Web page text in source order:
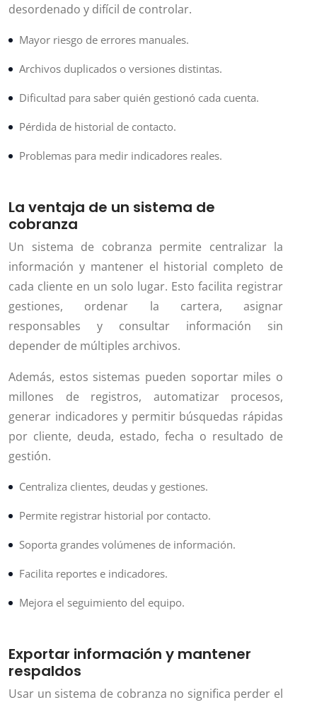
desordenado y difícil de controlar.
Mayor riesgo de errores manuales.
Archivos duplicados o versiones distintas.
Dificultad para saber quién gestionó cada cuenta.
Pérdida de historial de contacto.
Problemas para medir indicadores reales.
La ventaja de un sistema de
cobranza
Un sistema de cobranza permite centralizar la
información y mantener el historial completo de
cada cliente en un solo lugar. Esto facilita registrar
gestiones, ordenar la cartera, asignar
responsables y consultar información sin
depender de múltiples archivos.
Además, estos sistemas pueden soportar miles o
millones de registros, automatizar procesos,
generar indicadores y permitir búsquedas rápidas
por cliente, deuda, estado, fecha o resultado de
gestión.
Centraliza clientes, deudas y gestiones.
Permite registrar historial por contacto.
Soporta grandes volúmenes de información.
Facilita reportes e indicadores.
Mejora el seguimiento del equipo.
Exportar información y mantener
respaldos
Usar un sistema de cobranza no significa perder el